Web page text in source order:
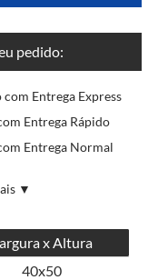
pedido:
Entrega Express
Entrega Rápido
Entrega Normal
▼
x Altura
40x50